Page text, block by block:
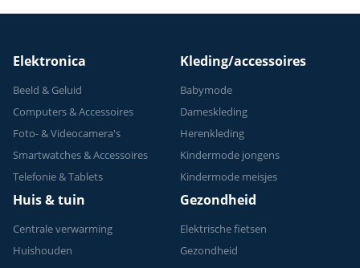
Elektronica
Beeld & Geluid
Computers & Accessoires
Foto- & Videocamera's
Smartwatches & Accessoires
Telefonie & Tablets
Kleding/accessoires
Babymode
Dameskleding
Herenkleding
Kindermode jongens
Kindermode meisjes
Huis & tuin
Centrale verwarming
Huishouden
Gezondheid
Elektrische fietsen
Gezondheid